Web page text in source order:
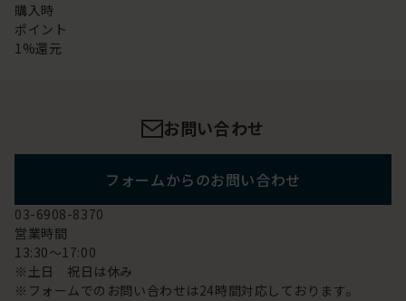
購入時
ポイント
1%還元
お問い合わせ
フォームからのお問い合わせ
03-6908-8370
営業時間
13:30～17:00
※土日 祝日は休み
※フォームでのお問い合わせは24時間対応しております。